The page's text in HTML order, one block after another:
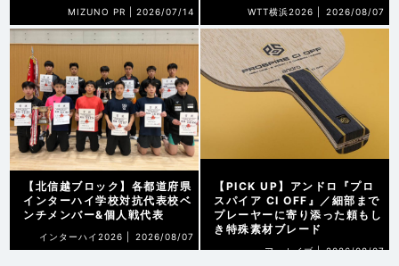
MIZUNO PR | 2026/07/14 WTT横浜2026 | 2026/08/07
【北信越ブロック】各都道府県
インターハイ学校対抗代表校ベ
ンチメンバー&個人戦代表
インターハイ2026 | 2026/08/07
【PICK UP】アンドロ『プロ
スパイア CI OFF』／細部まで
プレーヤーに寄り添った頼もし
き特殊素材ブレード
アーカイブ | 2026/08/07